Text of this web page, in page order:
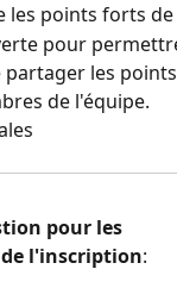
les points forts
pour
les
de l'équipe.
pour les
l'inscription: